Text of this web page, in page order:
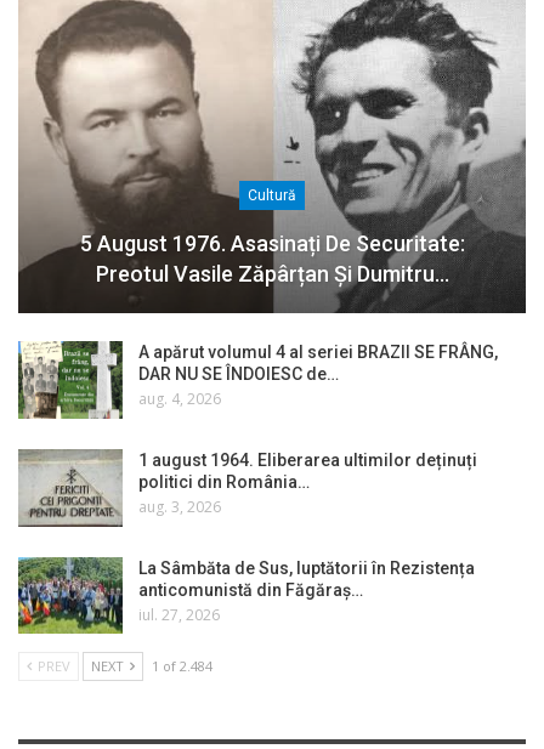
Cultură
5 August 1976. Asasinați De Securitate:
Preotul Vasile Zăpârțan Și Dumitru…
A apărut volumul 4 al seriei BRAZII SE FRÂNG,
DAR NU SE ÎNDOIESC de…
aug. 4, 2026
1 august 1964. Eliberarea ultimilor deținuți
politici din România…
aug. 3, 2026
La Sâmbăta de Sus, luptătorii în Rezistența
anticomunistă din Făgăraș…
iul. 27, 2026
PREV NEXT 1 of 2.484